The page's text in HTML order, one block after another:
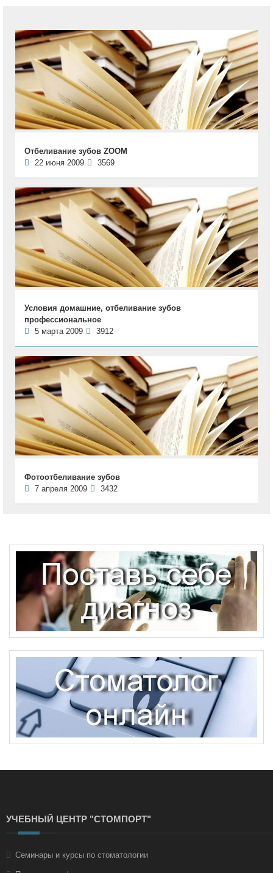
Отбеливание зубов ZOOM
22 июня 2009
3569
Условия домашние, отбеливание зубов
профессиональное
5 марта 2009
3912
Фотоотбеливание зубов
7 апреля 2009
3432
УЧЕБНЫЙ ЦЕНТР "СТОМПОРТ"
Семинары и курсы по стоматологии